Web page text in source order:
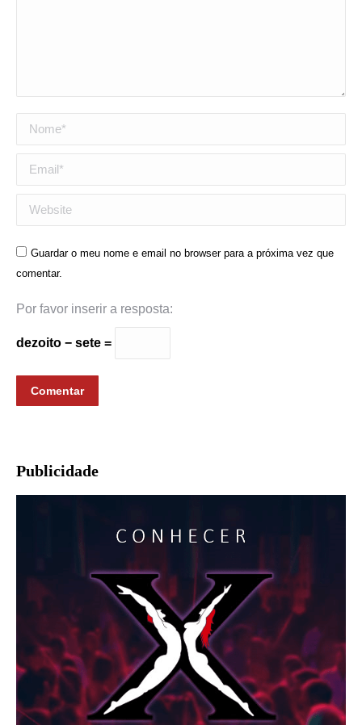
Nome *
Email *
Website
Guardar o meu nome e email no browser para a próxima vez que
comentar.
Por favor inserir a resposta:
dezoito − sete =
Comentar
Publicidade